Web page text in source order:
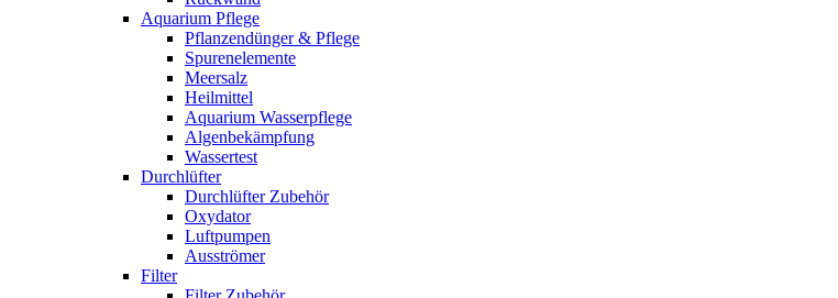
Aquarium Pflege
Pflanzendünger & Pflege
Spurenelemente
Meersalz
Heilmittel
Aquarium Wasserpflege
Algenbekämpfung
Wassertest
Durchlüfter
Durchlüfter Zubehör
Oxydator
Luftpumpen
Ausströmer
Filter